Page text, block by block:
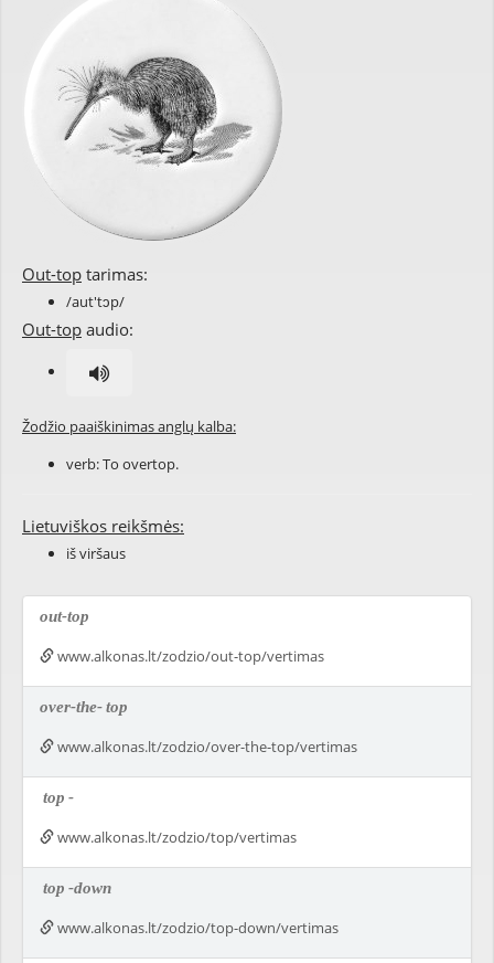
Out-top tarimas:
/aut'tɔp/
Out-top audio:
Žodžio paaiškinimas anglų kalba:
verb: To overtop.
Lietuviškos reikšmės:
iš viršaus
out-top
www.alkonas.lt/zodzio/out-top/vertimas
over-the-top
www.alkonas.lt/zodzio/over-the-top/vertimas
top -
www.alkonas.lt/zodzio/top/vertimas
top -down
www.alkonas.lt/zodzio/top-down/vertimas